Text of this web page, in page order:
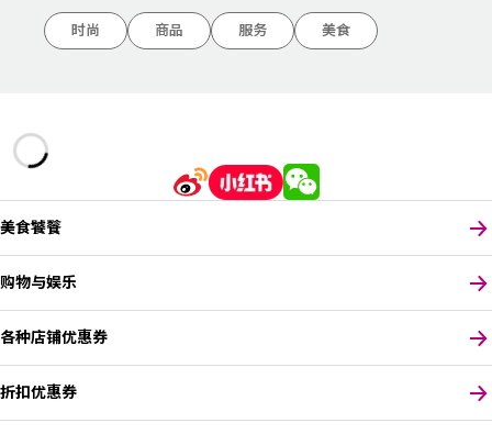
时尚 商品 服务 美食
美食饕餮
购物与娱乐
各种店铺优惠券
折扣优惠券